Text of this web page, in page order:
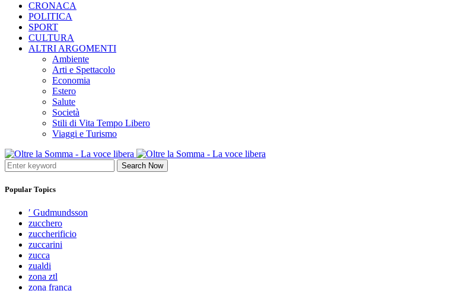
CRONACA
POLITICA
SPORT
CULTURA
ALTRI ARGOMENTI
Ambiente
Arti e Spettacolo
Economia
Estero
Salute
Società
Stili di Vita Tempo Libero
Viaggi e Turismo
Search Now
Popular Topics
′ Gudmundsson
zucchero
zuccherificio
zuccarini
zucca
zualdi
zona ztl
zona franca